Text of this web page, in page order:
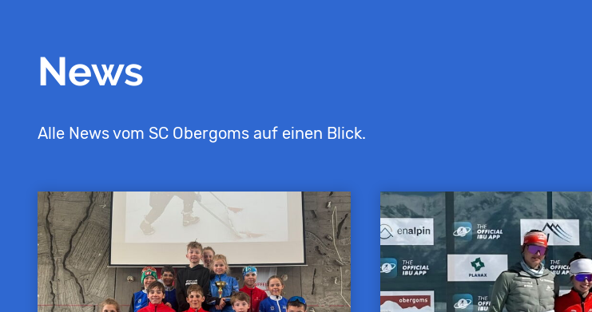
News
Alle News vom SC Obergoms auf einen Blick.